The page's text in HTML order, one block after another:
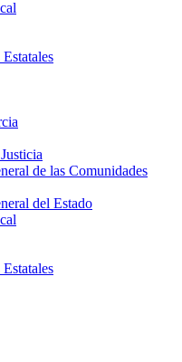
de las Comunidades
del Estado